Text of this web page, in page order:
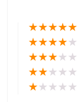
★★★★★
★★★★★
★★★★★
★★★★★
★★★★★